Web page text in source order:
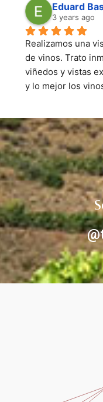
Eduard
3 years ago
Realizamos una
de vinos. Trato
viñedos y vistas
y lo mejor los